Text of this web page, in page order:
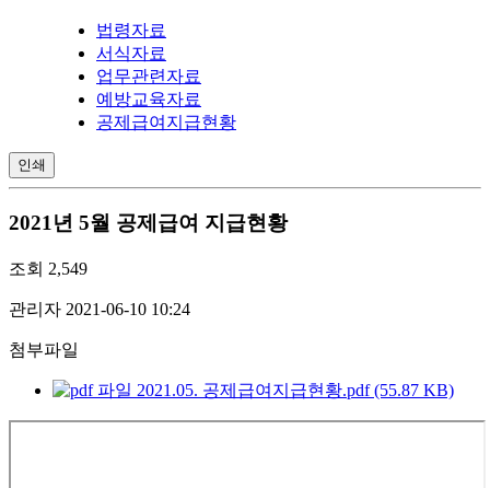
법령자료
서식자료
업무관련자료
예방교육자료
공제급여지급현황
인쇄
2021년 5월 공제급여 지급현황
조회 2,549
관리자 2021-06-10 10:24
첨부파일
2021.05. 공제급여지급현황.pdf (55.87 KB)